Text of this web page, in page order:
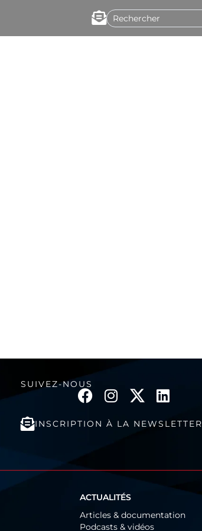
SUIVEZ-NOUS
INSCRIPTION À LA NEWSLETTER
ACTUALITÉS
Articles & documentation
Podcasts & vidéos